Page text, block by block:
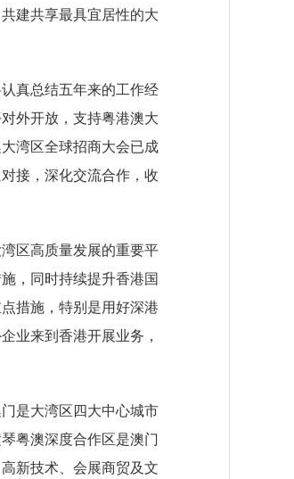
建共享最具宜居性的大
真总结五年来的工作经
外开放，支持粤港澳大
湾区全球招商大会已成
接，深化交流合作，收
区高质量发展的重要平
，同时持续提升香港国
措施，特别是用好深港
业来到香港开展业务，
是大湾区四大中心城市
粤澳深度合作区是澳门
新技术、会展商贸及文